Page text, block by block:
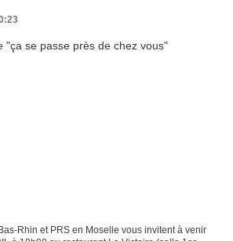
Rhin et PRS en Moselle vous invitent à venir